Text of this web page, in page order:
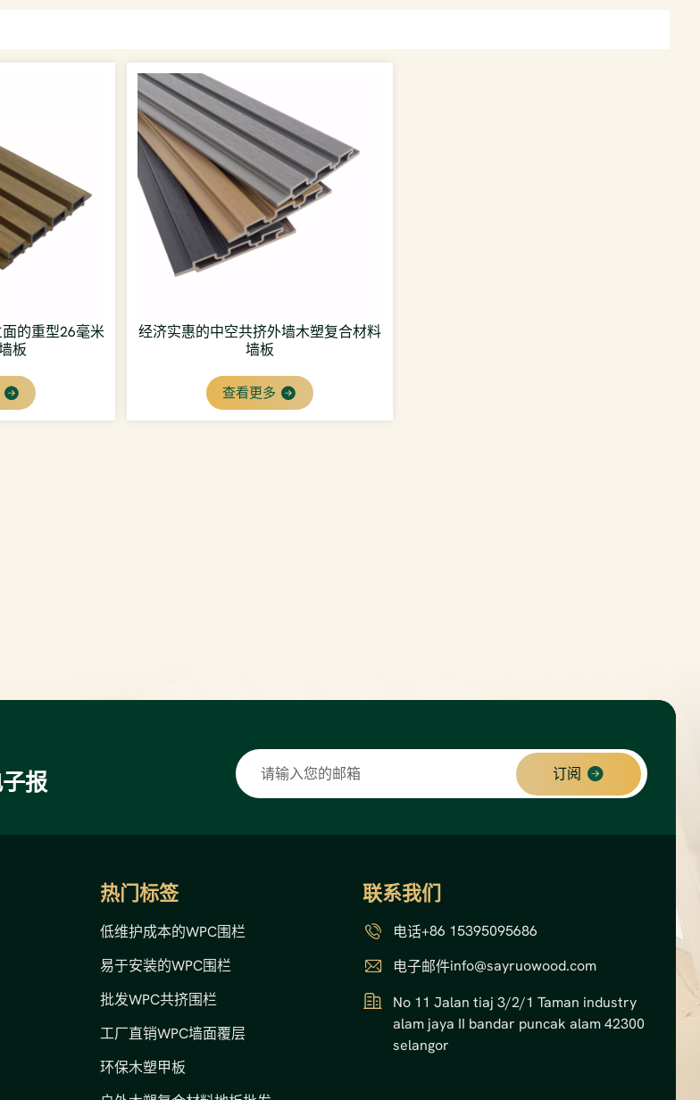
的重型26毫米
板
经济实惠的中空共挤外墙木塑复合材料
墙板
查看更多
报
订阅
热门标签
低维护成本的WPC围栏
易于安装的WPC围栏
批发WPC共挤围栏
工厂直销WPC墙面覆层
环保木塑甲板
联系我们
电话+86 15395095686
电子邮件info@sayruowood.com
No 11 Jalan tiaj 3/2/1 Taman industry
alam jaya II bandar puncak alam 42300
selangor